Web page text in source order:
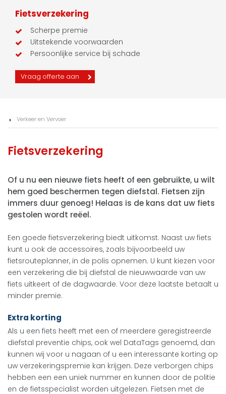
Fietsverzekering
Scherpe premie
Uitstekende voorwaarden
Persoonlijke service bij schade
Vraag offerte aan
Verkeer en Vervoer
Fietsverzekering
Of u nu een nieuwe fiets heeft of een gebruikte, u wilt
hem goed beschermen tegen diefstal. Fietsen zijn
immers duur genoeg! Helaas is de kans dat uw fiets
gestolen wordt reëel.
Een goede fietsverzekering biedt uitkomst. Naast uw fiets
kunt u ook de accessoires, zoals bijvoorbeeld uw
fietsrouteplanner, in de polis opnemen. U kunt kiezen voor
een verzekering die bij diefstal de nieuwwaarde van uw
fiets uitkeert of de dagwaarde. Voor deze laatste betaalt u
minder premie.
Extra korting
Als u een fiets heeft met een of meerdere geregistreerde
diefstal preventie chips, ook wel DataTags genoemd, dan
kunnen wij voor u nagaan of u een interessante korting op
uw verzekeringspremie kan krijgen. Deze verborgen chips
hebben een een uniek nummer en kunnen door de politie
en de fietsspecialist worden uitgelezen. Fietsen met de